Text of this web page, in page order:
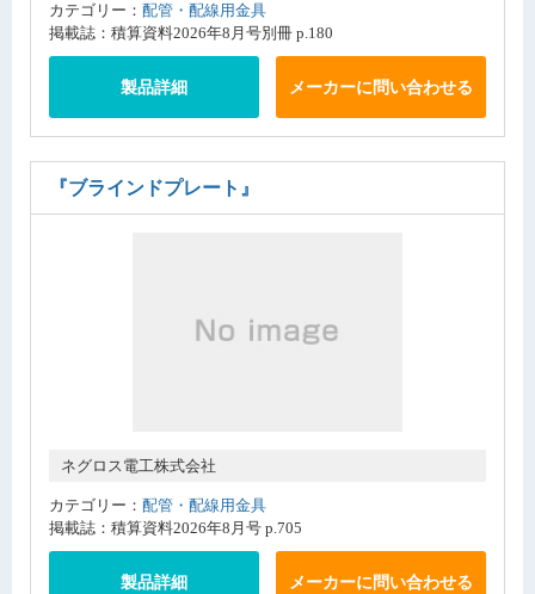
カテゴリー： 配管・配線用金具
掲載誌：積算資料2026年8月号別冊 p.180
製品詳細 メーカーに問い合わせる
『ブラインドプレート』
ネグロス電工株式会社
カテゴリー： 配管・配線用金具
掲載誌：積算資料2026年8月号 p.705
製品詳細 メーカーに問い合わせる